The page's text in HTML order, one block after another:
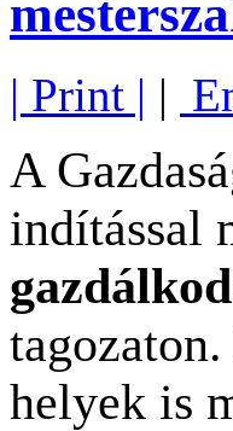
| Print | |
A
indítással
helyek is